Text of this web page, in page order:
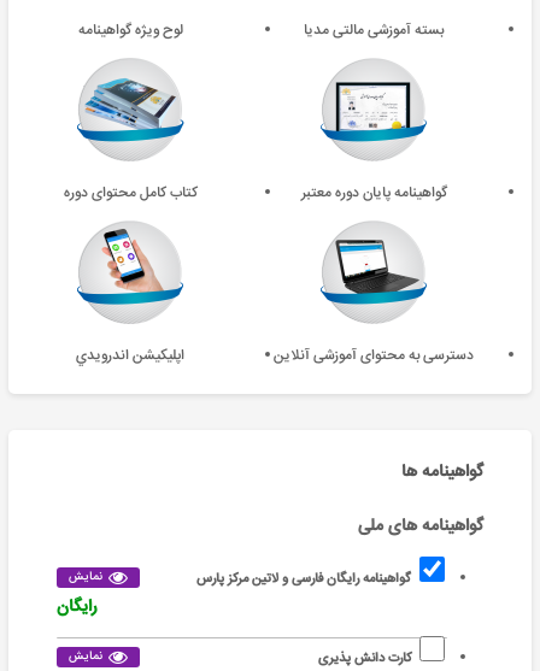
بسته آموزشی مالتی مدیا لوح ویژه گواهینامه
گواهینامه پایان دوره معتبر کتاب کامل محتوای دوره
دسترسی به محتوای آموزشی آنلاین اپليکيشن اندرويدي
گواهینامه ها
گواهینامه های ملی
گواهینامه رایگان فارسی و لاتین مرکز پارس نمایش
رایگان
کارت دانش پذیری نمایش